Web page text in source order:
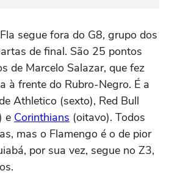
segue fora do G8, grupo dos
de final. São 25 pontos
de Marcelo Salazar, que fez
à frente do Rubro-Negro. É a
Athletico (sexto), Red Bull
e Corinthians (oitavo). Todos
mas o Flamengo é o de pior
por sua vez, segue no Z3,